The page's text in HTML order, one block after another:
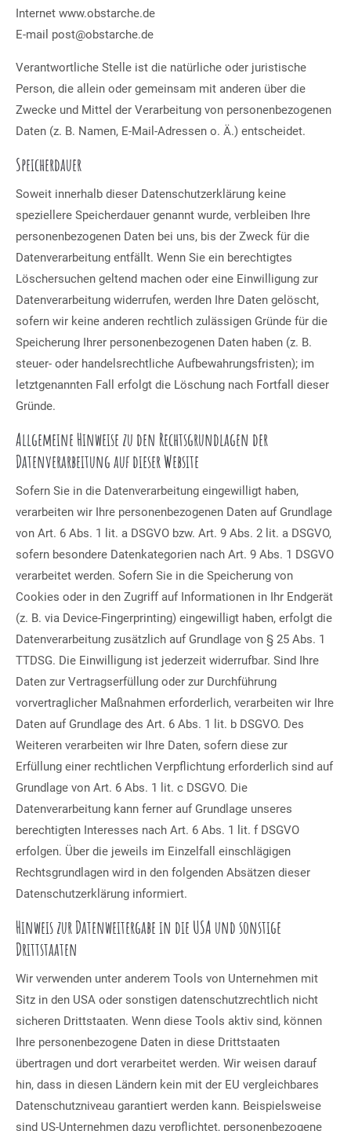
Internet www.obstarche.de
E-mail post@obstarche.de
Verantwortliche Stelle ist die natürliche oder juristische
Person, die allein oder gemeinsam mit anderen über die
Zwecke und Mittel der Verarbeitung von personenbezogenen
Daten (z. B. Namen, E-Mail-Adressen o. Ä.) entscheidet.
Speicherdauer
Soweit innerhalb dieser Datenschutzerklärung keine
speziellere Speicherdauer genannt wurde, verbleiben Ihre
personenbezogenen Daten bei uns, bis der Zweck für die
Datenverarbeitung entfällt. Wenn Sie ein berechtigtes
Löschersuchen geltend machen oder eine Einwilligung zur
Datenverarbeitung widerrufen, werden Ihre Daten gelöscht,
sofern wir keine anderen rechtlich zulässigen Gründe für die
Speicherung Ihrer personenbezogenen Daten haben (z. B.
steuer- oder handelsrechtliche Aufbewahrungsfristen); im
letztgenannten Fall erfolgt die Löschung nach Fortfall dieser
Gründe.
Allgemeine Hinweise zu den Rechtsgrundlagen der
Datenverarbeitung auf dieser Website
Sofern Sie in die Datenverarbeitung eingewilligt haben,
verarbeiten wir Ihre personenbezogenen Daten auf Grundlage
von Art. 6 Abs. 1 lit. a DSGVO bzw. Art. 9 Abs. 2 lit. a DSGVO,
sofern besondere Datenkategorien nach Art. 9 Abs. 1 DSGVO
verarbeitet werden. Sofern Sie in die Speicherung von
Cookies oder in den Zugriff auf Informationen in Ihr Endgerät
(z. B. via Device-Fingerprinting) eingewilligt haben, erfolgt die
Datenverarbeitung zusätzlich auf Grundlage von § 25 Abs. 1
TTDSG. Die Einwilligung ist jederzeit widerrufbar. Sind Ihre
Daten zur Vertragserfüllung oder zur Durchführung
vorvertraglicher Maßnahmen erforderlich, verarbeiten wir Ihre
Daten auf Grundlage des Art. 6 Abs. 1 lit. b DSGVO. Des
Weiteren verarbeiten wir Ihre Daten, sofern diese zur
Erfüllung einer rechtlichen Verpflichtung erforderlich sind auf
Grundlage von Art. 6 Abs. 1 lit. c DSGVO. Die
Datenverarbeitung kann ferner auf Grundlage unseres
berechtigten Interesses nach Art. 6 Abs. 1 lit. f DSGVO
erfolgen. Über die jeweils im Einzelfall einschlägigen
Rechtsgrundlagen wird in den folgenden Absätzen dieser
Datenschutzerklärung informiert.
Hinweis zur Datenweitergabe in die USA und sonstige
Drittstaaten
Wir verwenden unter anderem Tools von Unternehmen mit
Sitz in den USA oder sonstigen datenschutzrechtlich nicht
sicheren Drittstaaten. Wenn diese Tools aktiv sind, können
Ihre personenbezogene Daten in diese Drittstaaten
übertragen und dort verarbeitet werden. Wir weisen darauf
hin, dass in diesen Ländern kein mit der EU vergleichbares
Datenschutzniveau garantiert werden kann. Beispielsweise
sind US-Unternehmen dazu verpflichtet, personenbezogene